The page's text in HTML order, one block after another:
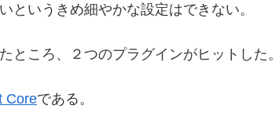
というきめ細やかな設定はできない。
ところ、２つのプラグインがヒットした。
Coreである。